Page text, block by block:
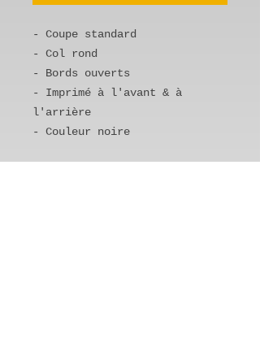
- Coupe standard
- Col rond
- Bords ouverts
- Imprimé à l'avant & à
l'arrière
- Couleur noire